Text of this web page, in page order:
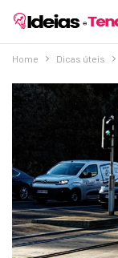
Home Dicas úteis